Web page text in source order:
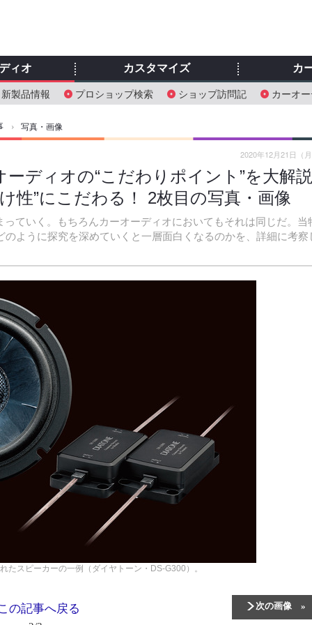
ィオ
新製品情報 プロショップ検索 ショップ訪問記 カーオ
カスタマイズ カ
› 写真・画像
ディオの“こだわりポイント”を大解
性”にこだわる！ 2枚目の写真・画像
ていく。もちろんカーオーディオにおいてもそれは同じだ。当
のように探究を深めていくと一層面白くなるのかを、詳細に考察
2020年12月21日（
たスピーカーの一例（ダイヤトーン・DS-G300）。
次の画像
の記事へ戻る